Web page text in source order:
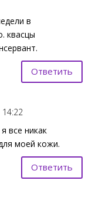
в
квасцы
Ответить
все никак
моей кожи.
Ответить